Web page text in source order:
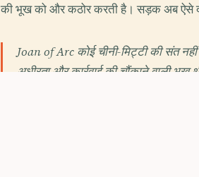
की भूख को और कठोर करती है। सड़क अब ऐसे
Joan of Arc कोई चीनी-मिट्टी की संत
अधीरता और कार्रवाई की चौंकाने वाली भूख